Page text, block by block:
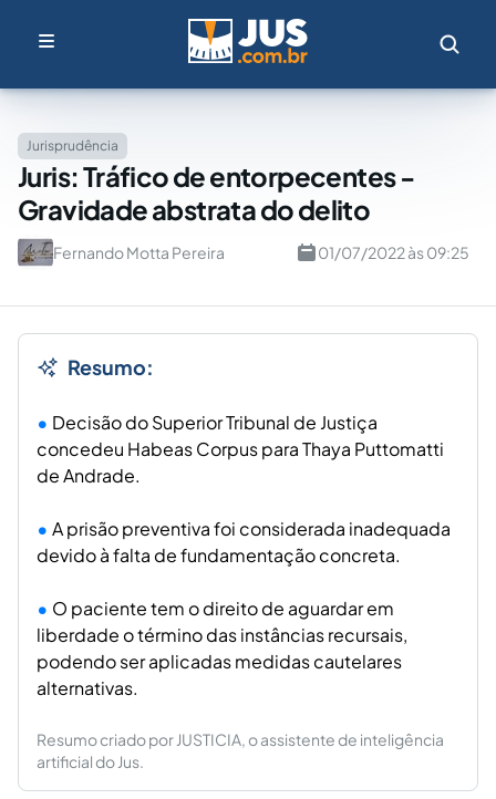
Jurisprudência
Juris: Tráfico de entorpecentes -
Gravidade abstrata do delito
Fernando Motta Pereira 01/07/2022 às 09:25
Resumo:
Decisão do Superior Tribunal de Justiça
concedeu Habeas Corpus para Thaya Puttomatti
de Andrade.
A prisão preventiva foi considerada inadequada
devido à falta de fundamentação concreta.
O paciente tem o direito de aguardar em
liberdade o término das instâncias recursais,
podendo ser aplicadas medidas cautelares
alternativas.
Resumo criado por JUSTICIA, o assistente de inteligência
artificial do Jus.